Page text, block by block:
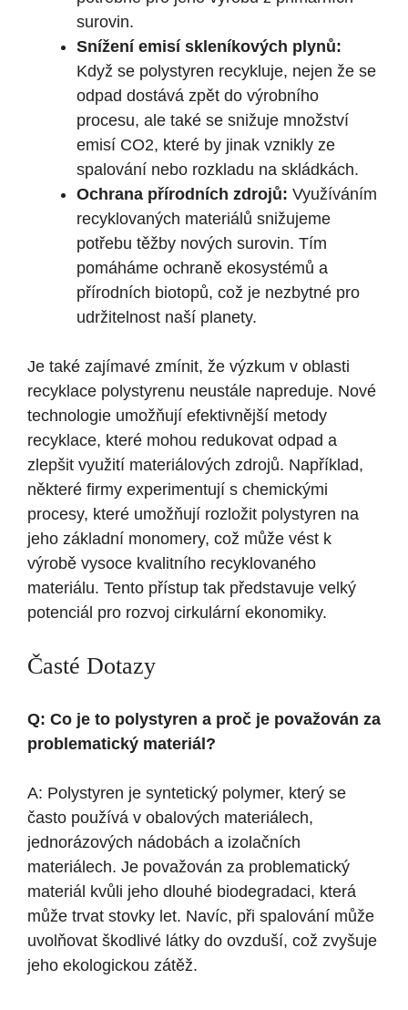
surovin.
Snížení emisí skleníkových plynů:
Když se polystyren recykluje, nejen že se
odpad dostává zpět do výrobního
procesu, ale také se snižuje množství
emisí CO2, které by jinak vznikly ze
spalování nebo rozkladu na skládkách.
Ochrana přírodních zdrojů: Využíváním
recyklovaných materiálů snižujeme
potřebu těžby nových surovin. Tím
pomáháme ochraně ekosystémů a
přírodních biotopů, což je nezbytné pro
udržitelnost naší planety.
Je také zajímavé zmínit, že výzkum v oblasti
recyklace polystyrenu neustále napreduje. Nové
technologie umožňují efektivnější metody
recyklace, které mohou redukovat odpad a
zlepšit využití materiálových zdrojů. Například,
některé firmy experimentují s chemickými
procesy, které umožňují rozložit polystyren na
jeho základní monomery, což může vést k
výrobě vysoce kvalitního recyklovaného
materiálu. Tento přístup tak představuje velký
potenciál pro rozvoj cirkulární ekonomiky.
Časté Dotazy
Q: Co je to polystyren a proč je považován za
problematický materiál?
A: Polystyren je syntetický polymer, který se
často používá v obalových materiálech,
jednorázových nádobách a izolačních
materiálech. Je považován za problematický
materiál kvůli jeho dlouhé biodegradaci, která
může trvat stovky let. Navíc, při spalování může
uvolňovat škodlivé látky do ovzduší, což zvyšuje
jeho ekologickou zátěž.